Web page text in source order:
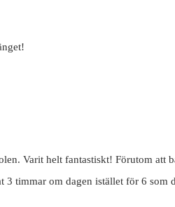
Varit helt fantastiskt! Förutom att
timmar om dagen istället för 6 som